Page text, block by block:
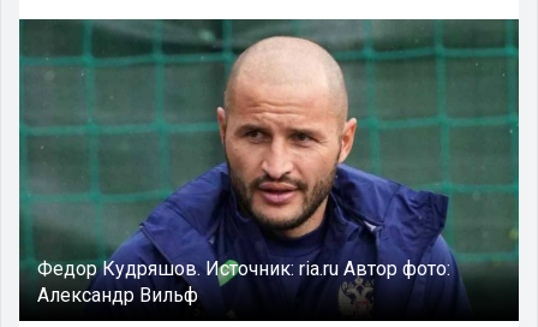
Федор Кудряшов.Источник: ria.ru Автор фото:
Александр Вильф